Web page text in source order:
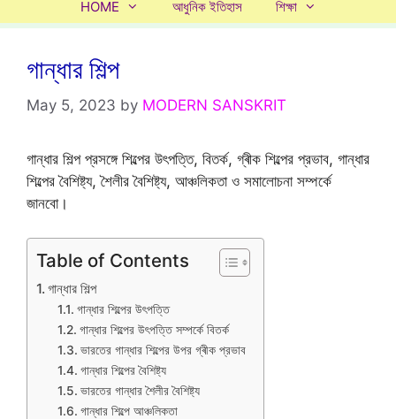
HOME আধুনিক ইতিহাস শিক্ষা
গান্ধার শিল্প
May 5, 2023 by MODERN SANSKRIT
গান্ধার শিল্প প্রসঙ্গে শিল্পের উৎপত্তি, বিতর্ক, গ্ৰীক শিল্পের প্রভাব, গান্ধার
শিল্পের বৈশিষ্ট্য, শৈলীর বৈশিষ্ট্য, আঞ্চলিকতা ও সমালোচনা সম্পর্কে
জানবো।
Table of Contents
গান্ধার শিল্প
গান্ধার শিল্পের উৎপত্তি
গান্ধার শিল্পের উৎপত্তি সম্পর্কে বিতর্ক
ভারতের গান্ধার শিল্পের উপর গ্ৰীক প্রভাব
গান্ধার শিল্পের বৈশিষ্ট্য
ভারতের গান্ধার শৈলীর বৈশিষ্ট্য
গান্ধার শিল্পে আঞ্চলিকতা